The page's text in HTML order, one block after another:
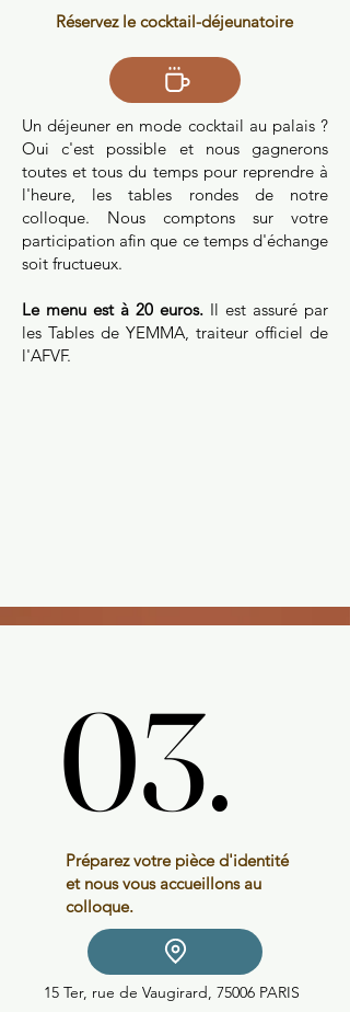
Réservez le cocktail-déjeunatoire
Un déjeuner en mode cocktail au palais ?
Oui c'est possible et nous gagnerons
toutes et tous du temps pour reprendre à
l'heure, les tables rondes de notre
colloque. Nous comptons sur votre
participation afin que ce temps d'échange
soit fructueux.
Le menu est à 20 euros. Il est assuré par
les Tables de YEMMA, traiteur officiel de
l'AFVF.
03.
03.
Préparez votre pièce d'identité
et nous vous accueillons au
colloque.
15 Ter, rue de Vaugirard, 75006 PARIS